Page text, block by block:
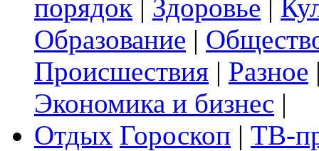
порядок | Здоровье |
Образование |
Происшествия | Разное
Экономика и бизнес |
Отдых Гороскоп | ТВ-